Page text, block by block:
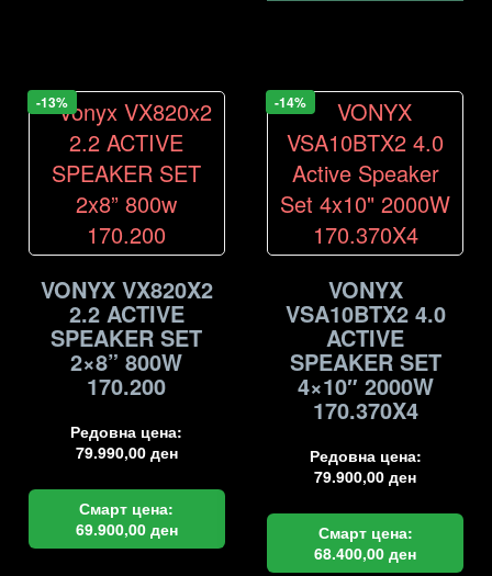
-13%
VONYX VX820X2
2.2 ACTIVE
SPEAKER SET
2×8” 800W
170.200
Редовна цена:
79.990,00 ден
Смарт цена:
69.900,00 ден
-14%
VONYX
VSA10BTX2 4.0
ACTIVE
SPEAKER SET
4×10″ 2000W
170.370X4
Редовна цена:
79.900,00ден
Смарт цена:
68.400,00ден